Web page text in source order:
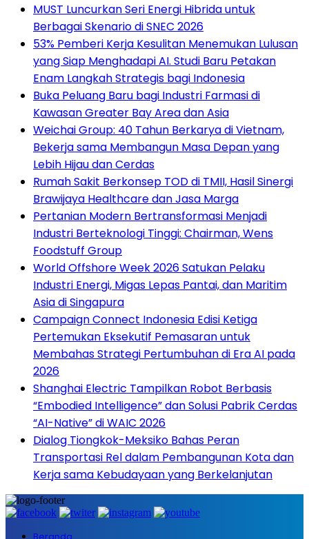
MUST Luncurkan Seri Energi Hibrida untuk
Berbagai Skenario di SNEC 2026
53% Pemberi Kerja Kesulitan Menemukan Lulusan
yang Siap Menghadapi AI. Studi Baru Petakan
Enam Langkah Strategis bagi Indonesia
Buka Peluang Baru bagi Industri Farmasi di
Kawasan Greater Bay Area dan Asia
Weichai Group: 40 Tahun Berkarya di Vietnam,
Bekerja sama Membangun Masa Depan yang
Lebih Hijau dan Cerdas
Rumah Sakit Berkonsep TOD di TMII, Hasil Sinergi
Brawijaya Healthcare dan Jasa Marga
Pertanian Modern Bertransformasi Menjadi
Industri Berteknologi Tinggi: Chairman, Wens
Foodstuff Group
World Offshore Week 2026 Satukan Pelaku
Industri Energi, Migas Lepas Pantai, dan Maritim
Asia di Singapura
Campaign Connect Indonesia Edisi Ketiga
Pertemukan Eksekutif Pemasaran untuk
Membahas Strategi Pertumbuhan di Era AI pada
2026
Shanghai Electric Tampilkan Robot Berbasis
“Embodied Intelligence” dan Solusi Pabrik Cerdas
“AI-Native” di WAIC 2026
Dialog Tiongkok-Meksiko Bahas Peran
Transportasi Rel dalam Pembangunan Kota dan
Kerja sama Kebudayaan yang Berkelanjutan
Beranda